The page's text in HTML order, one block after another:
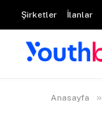
Şirketler İlanlar
Anasayfa »